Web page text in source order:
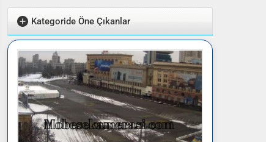
Kategoride Öne Çıkanlar